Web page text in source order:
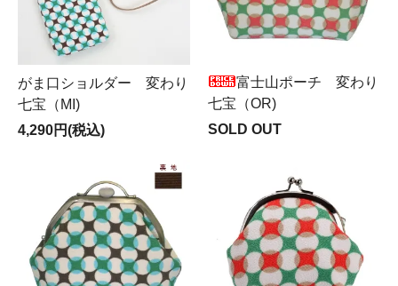
がま口ショルダー 変わり
七宝（MI)
4,290円(税込)
富士山ポーチ 変わり
七宝（OR)
SOLD OUT